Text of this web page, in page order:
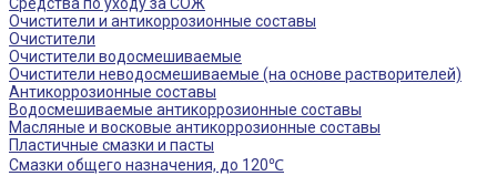
Очистители и антикоррозионные составы
Очистители
Очистители водосмешиваемые
Очистители неводосмешиваемые (на основе растворителей)
Антикоррозионные составы
Водосмешиваемые антикоррозионные составы
Масляные и восковые антикоррозионные составы
Пластичные смазки и пасты
Смазки общего назначения, до 120℃